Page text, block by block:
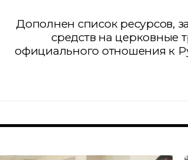
Дополнен список ресурсов,
средств на
официального отношения к